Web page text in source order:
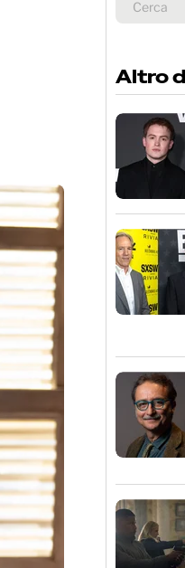
Altro